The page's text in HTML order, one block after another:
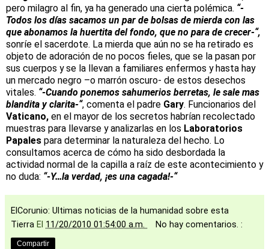
pero milagro al fin, ya ha generado una cierta polémica. “-
Todos los días sacamos un par de bolsas de mierda con las
que abonamos la huertita del fondo, que no para de crecer-“,
sonríe el sacerdote. La mierda que aún no se ha retirado es
objeto de adoración de no pocos fieles, que se la pasan por
sus cuerpos y se la llevan a familiares enfermos y hasta hay
un mercado negro –o marrón oscuro- de estos desechos
vitales. “-Cuando ponemos sahumerios berretas, le sale mas
blandita y clarita-“, comenta el padre Gary. Funcionarios del
Vaticano, en el mayor de los secretos habrían recolectado
muestras para llevarse y analizarlas en los Laboratorios
Papales para determinar la naturaleza del hecho. Lo
consultamos acerca de cómo ha sido desbordada la
actividad normal de la capilla a raíz de este acontecimiento y
no duda: “-Y…la verdad, ¡es una cagada!-“
ElCorunio: Ultimas noticias de la humanidad sobre esta
Tierra El 11/20/2010 01:54:00 a.m. No hay comentarios. :
Compartir